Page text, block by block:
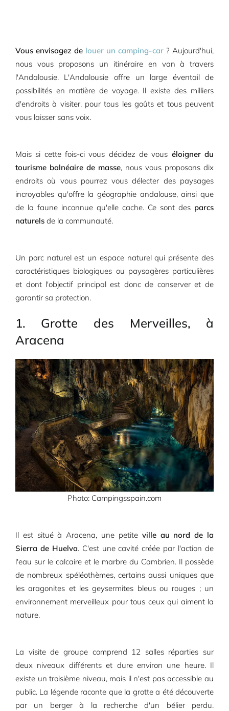
Vous envisagez de louer un camping-car ? Aujourd'hui,
nous vous proposons un itinéraire en van à travers
l'Andalousie. L'Andalousie offre un large éventail de
possibilités en matière de voyage. Il existe des milliers
d'endroits à visiter, pour tous les goûts et tous peuvent
vous laisser sans voix.
Mais si cette fois-ci vous décidez de vous éloigner du
tourisme balnéaire de masse, nous vous proposons dix
endroits où vous pourrez vous délecter des paysages
incroyables qu'offre la géographie andalouse, ainsi que
de la faune inconnue qu'elle cache. Ce sont des parcs
naturelsde la communauté.
Un parc naturel est un espace naturel qui présente des
caractéristiques biologiques ou paysagères particulières
et dont l'objectif principal est donc de conserver et de
garantir sa protection.
1. Grotte des Merveilles, à
Aracena
Photo: Campingsspain.com
Il est situé à Aracena, une petite ville au nord de la
Sierra de Huelva. C'est une cavité créée par l'action de
l'eau sur le calcaire et le marbre du Cambrien. Il possède
de nombreux spéléothèmes, certains aussi uniques que
les aragonites et les geysermites bleus ou rouges ; un
environnement merveilleux pour tous ceux qui aiment la
nature.
La visite de groupe comprend 12 salles réparties sur
deux niveaux différents et dure environ une heure. Il
existe un troisième niveau, mais il n'est pas accessible au
public. La légende raconte que la grotte a été découverte
par un berger à la recherche d'un bélier perdu.